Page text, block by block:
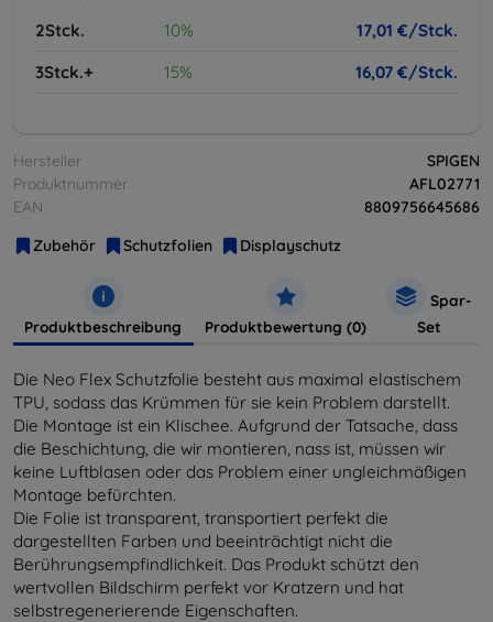
2Stck.
10%
17,01 €/Stck.
3Stck.+
15% 16,07 €/Stck.
Hersteller
SPIGEN
Produktnummer
AFL02771
EAN
8809756645686
Zubehör
Schutzfolien Displayschutz
Produktbeschreibung Produktbewertung (0)
Spar-
Set
Die Neo Flex Schutzfolie besteht aus maximal elastischem
TPU, sodass das Krümmen für sie kein Problem darstellt.
Die Montage ist ein Klischee. Aufgrund der Tatsache, dass
die Beschichtung, die wir montieren, nass ist, müssen wir
keine Luftblasen oder das Problem einer ungleichmäßigen
Montage befürchten.
Die Folie ist transparent, transportiert perfekt die
dargestellten Farben und beeinträchtigt nicht die
Berührungsempfindlichkeit. Das Produkt schützt den
wertvollen Bildschirm perfekt vor Kratzern und hat
selbstregenerierende Eigenschaften.